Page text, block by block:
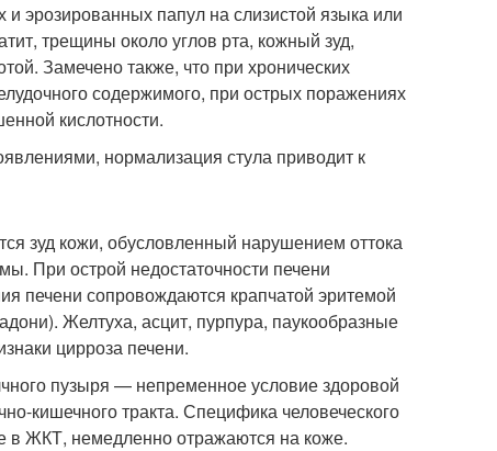
эрозированных папул на слизистой языка или
трещины около углов рта, кожный зуд,
Замечено также, что при хронических
содержимого, при острых поражениях
кислотности.
нормализация стула приводит к
зуд кожи, обусловленный нарушением оттока
При острой недостаточности печени
печени сопровождаются крапчатой эритемой
Желтуха, асцит, пурпура, паукообразные
цирроза печени.
пузыря — непременное условие здоровой
кишечного тракта. Специфика человеческого
в ЖКТ, немедленно отражаются на коже.